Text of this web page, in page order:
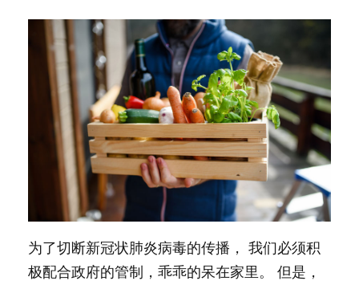
为了切断新冠状肺炎病毒的传播， 我们必须积
极配合政府的管制，乖乖的呆在家里。 但是，